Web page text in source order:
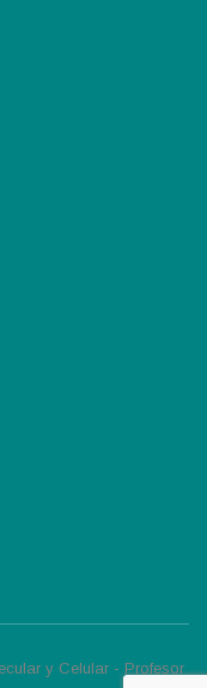
y Celular - Profesor